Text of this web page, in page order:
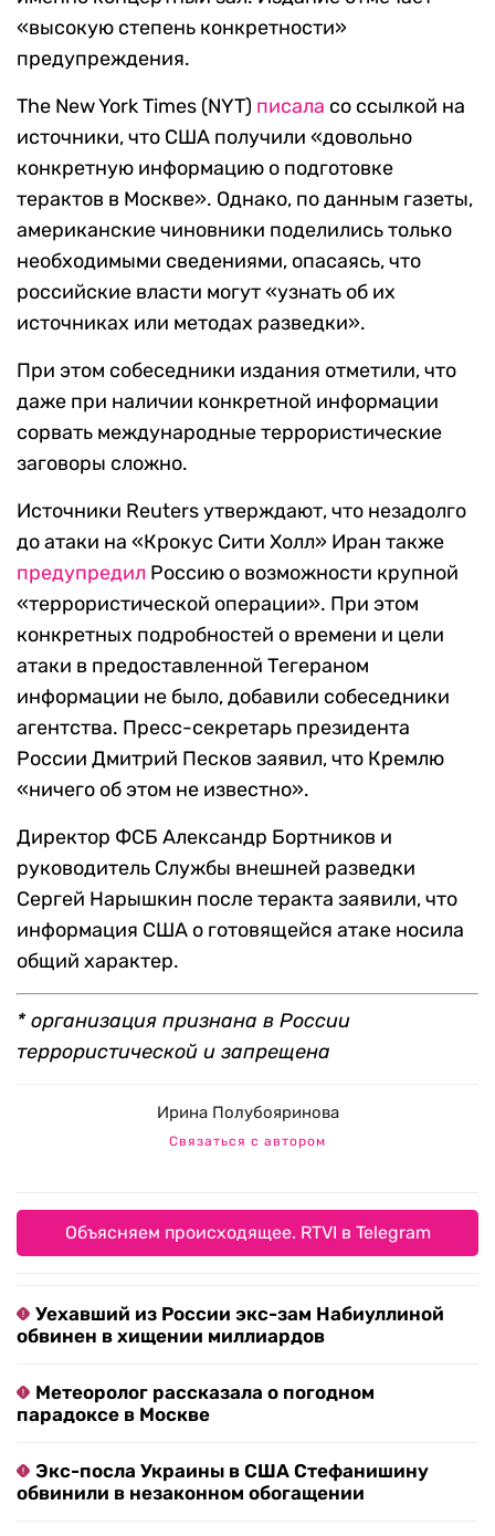
«высокую степень конкретности»
предупреждения.
The New York Times (NYT) писала со ссылкой на
источники, что США получили «довольно
конкретную информацию о подготовке
терактов в Москве». Однако, по данным газеты,
американские чиновники поделились только
необходимыми сведениями, опасаясь, что
российские власти могут «узнать об их
источниках или методах разведки».
При этом собеседники издания отметили, что
даже при наличии конкретной информации
сорвать международные террористические
заговоры сложно.
Источники Reuters утверждают, что незадолго
до атаки на «Крокус Сити Холл» Иран также
предупредил Россию о возможности крупной
«террористической операции». При этом
конкретных подробностей о времени и цели
атаки в предоставленной Тегераном
информации не было, добавили собеседники
агентства. Пресс-секретарь президента
России Дмитрий Песков заявил, что Кремлю
«ничего об этом не известно».
Директор ФСБ Александр Бортников и
руководитель Службы внешней разведки
Сергей Нарышкин после теракта заявили, что
информация США о готовящейся атаке носила
общий характер.
* организация признана в России
террористической и запрещена
Ирина Полубояринова
Связаться с автором
Объясняем происходящее. RTVI в Telegram
Уехавший из России экс-зам Набиуллиной
обвинен в хищении миллиардов
Метеоролог рассказала о погодном
парадоксе в Москве
Экс-посла Украины в США Стефанишину
обвинили в незаконном обогащении